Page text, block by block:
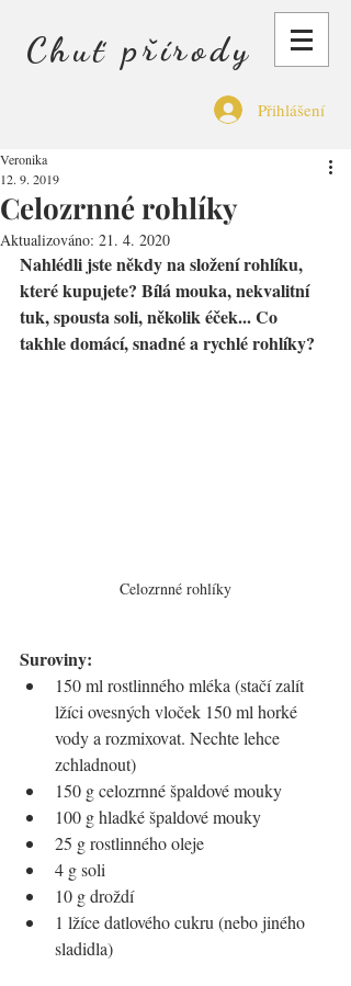
Chuť přírody
Přihlášení
Celozrnné rohlíky
Veronika
12. 9. 2019
Aktualizováno: 21. 4. 2020
Nahlédli jste někdy na složení rohlíku,
které kupujete? Bílá mouka, nekvalitní
tuk, spousta soli, několik éček... Co
takhle domácí, snadné a rychlé rohlíky?
Celozrnné rohlíky
Suroviny:
150 ml rostlinného mléka (stačí zalít
lžíci ovesných vloček 150 ml horké
vody a rozmixovat. Nechte lehce
zchladnout)
150 g celozrnné špaldové mouky
100 g hladké špaldové mouky
25 g rostlinného oleje
4 g soli
10 g droždí
1 lžíce datlového cukru (nebo jiného
sladidla)